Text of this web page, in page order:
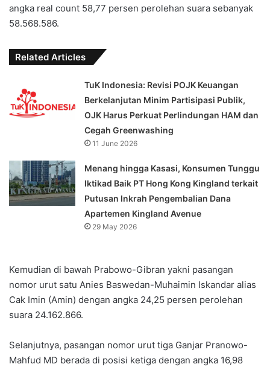
angka real count 58,77 persen perolehan suara sebanyak
58.568.586.
Related Articles
TuK Indonesia: Revisi POJK Keuangan
Berkelanjutan Minim Partisipasi Publik,
OJK Harus Perkuat Perlindungan HAM dan
Cegah Greenwashing
11 June 2026
Menang hingga Kasasi, Konsumen Tunggu
Iktikad Baik PT Hong Kong Kingland terkait
Putusan Inkrah Pengembalian Dana
Apartemen Kingland Avenue
29 May 2026
Kemudian di bawah Prabowo-Gibran yakni pasangan
nomor urut satu Anies Baswedan-Muhaimin Iskandar alias
Cak Imin (Amin) dengan angka 24,25 persen perolehan
suara 24.162.866.
Selanjutnya, pasangan nomor urut tiga Ganjar Pranowo-
Mahfud MD berada di posisi ketiga dengan angka 16,98